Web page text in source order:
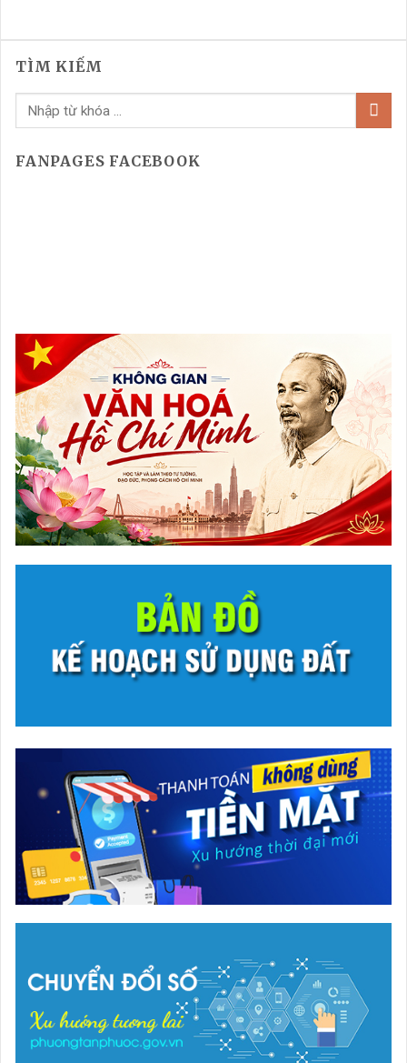
TÌM KIẾM
FANPAGES FACEBOOK